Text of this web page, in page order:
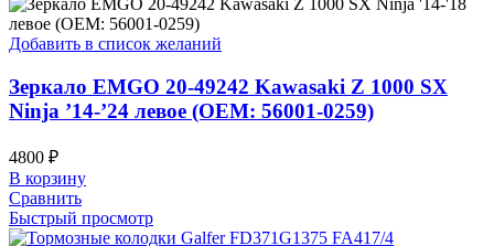
Добавить в список желаний
Зеркало EMGO 20-49242 Kawasaki Z 1000 SX
Ninja ’14-’24 левое (OEM: 56001-0259)
4800 ₽
В корзину
Сравнить
Быстрый просмотр